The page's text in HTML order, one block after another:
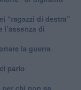
“ragazzi di destra”
l’assenza di
la guerra
parlo
chi non sa